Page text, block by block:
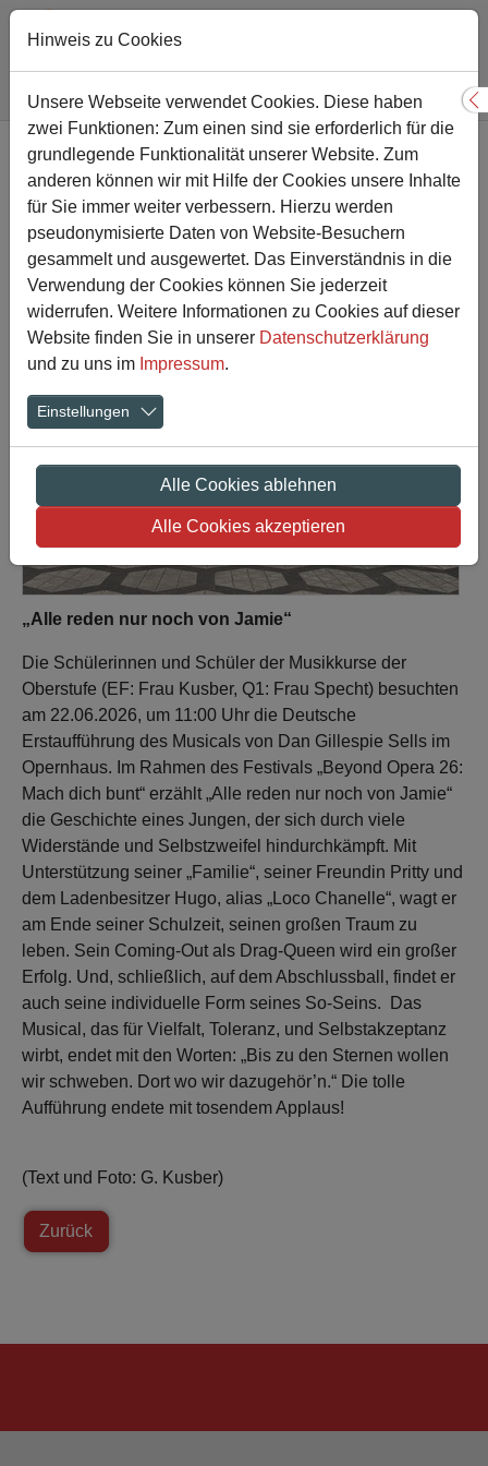
Zum Hauptinhalt springen
Sie sind hier:
Gesamtschule Aktuelles Artikel-Detailansicht
Besuch der Oberstufe im
Opernhaus - „Alle reden nur
noch von Jamie“
25.06.2026
„Alle reden nur noch von Jamie“
Die Schülerinnen und Schüler der Musikkurse der
Oberstufe (EF: Frau Kusber, Q1: Frau Specht) besuchten
am 22.06.2026, um 11:00 Uhr die Deutsche
Erstaufführung des Musicals von Dan Gillespie Sells im
Opernhaus. Im Rahmen des Festivals „Beyond Opera 26:
Mach dich bunt“ erzählt „Alle reden nur noch von Jamie“
die Geschichte eines Jungen, der sich durch viele
Widerstände und Selbstzweifel hindurchkämpft. Mit
Unterstützung seiner „Familie“, seiner Freundin Pritty und
dem Ladenbesitzer Hugo, alias „Loco Chanelle“, wagt er
am Ende seiner Schulzeit, seinen großen Traum zu
leben. Sein Coming-Out als Drag-Queen wird ein großer
Erfolg. Und, schließlich, auf dem Abschlussball, findet er
auch seine individuelle Form seines So-Seins. Das
Musical, das für Vielfalt, Toleranz, und Selbstakzeptanz
wirbt, endet mit den Worten: „Bis zu den Sternen wollen
wir schweben. Dort wo wir dazugehör’n.“ Die tolle
Aufführung endete mit tosendem Applaus!
(Text und Foto: G. Kusber)
Zurück
Hinweis zu Cookies
Unsere Webseite verwendet Cookies. Diese haben
zwei Funktionen: Zum einen sind sie erforderlich für die
grundlegende Funktionalität unserer Website. Zum
anderen können wir mit Hilfe der Cookies unsere Inhalte
für Sie immer weiter verbessern. Hierzu werden
pseudonymisierte Daten von Website-Besuchern
gesammelt und ausgewertet. Das Einverständnis in die
Verwendung der Cookies können Sie jederzeit
widerrufen. Weitere Informationen zu Cookies auf dieser
Website finden Sie in unserer Datenschutzerklärung
und zu uns im Impressum.
Einstellungen
Alle Cookies ablehnen
Alle Cookies akzeptieren